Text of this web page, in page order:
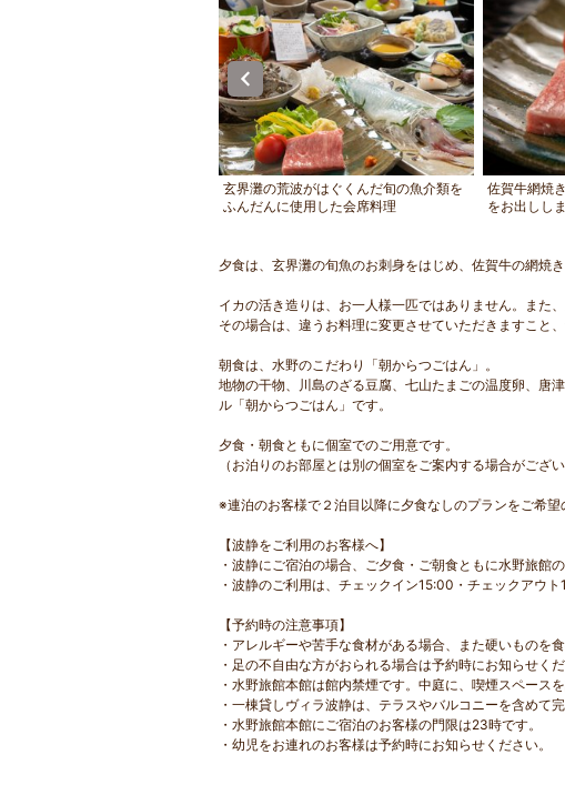
玄界灘の荒波がはぐくんだ旬の魚介類を
ふんだんに使用した会席料理
佐賀牛網焼
をお出ししま
夕食は、玄界灘の旬魚のお刺身をはじめ、佐賀牛の網焼
イカの活き造りは、お一人様一匹ではありません。また
その場合は、違うお料理に変更させていただきますこと、
朝食は、水野のこだわり「朝からつごはん」。
地物の干物、川島のざる豆腐、七山たまごの温度卵、唐
ル「朝からつごはん」です。
夕食・朝食ともに個室でのご用意です。
（お泊りのお部屋とは別の個室をご案内する場合がござい
※連泊のお客様で２泊目以降に夕食なしのプランをご希
【波静をご利用のお客様へ】
・波静にご宿泊の場合、ご夕食・ご朝食ともに水野旅館
・波静のご利用は、チェックイン15:00・チェックアウ
【予約時の注意事項】
・アレルギーや苦手な食材がある場合、また硬いものを
・足の不自由な方がおられる場合は予約時にお知らせくだ
・水野旅館本館は館内禁煙です。中庭に、喫煙スペース
・一棟貸しヴィラ波静は、テラスやバルコニーを含めて完
・水野旅館本館にご宿泊のお客様の門限は23時です。
・幼児をお連れのお客様は予約時にお知らせください。